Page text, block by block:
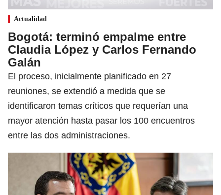
Actualidad
Bogotá: terminó empalme entre
Claudia López y Carlos Fernando
Galán
El proceso, inicialmente planificado en 27
reuniones, se extendió a medida que se
identificaron temas críticos que requerían una
mayor atención hasta pasar los 100 encuentros
entre las dos administraciones.